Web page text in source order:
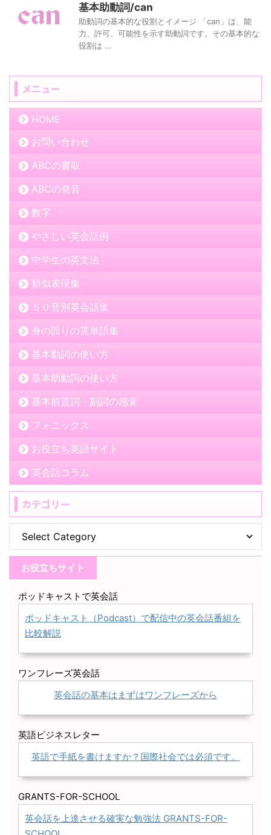
基本助動詞/can
助動詞の基本的な役割とイメージ 「can」は、能
力、許可、可能性を示す助動詞です。その基本的な
役割は ...
メニュー
HOME
お問い合わせ
ABCの書取
ABCの発音
数字
やさしい英会話例
中学生の英文法
類似表現集
５０音別英会話集
身の回りの英単語集
基本動詞の使い方
基本助動詞の使い方
基本前置詞・副詞の感覚
フォニックス
お役立ち英語サイト
英会話コラム
カテゴリー
お役立ちサイト
ポッドキャストで英会話
ポッドキャスト（Podcast）で配信中の英会話番組を
比較解説
ワンフレーズ英会話
英会話の基本はまずはワンフレーズから
英語ビジネスレター
英語で手紙を書けますか？国際社会では必須です。
GRANTS-FOR-SCHOOL
英会話を上達させる確実な勉強法 GRANTS-FOR-